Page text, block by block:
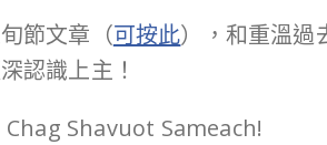
節文章（可按此），和重溫過
認識上主！
Shavuot Sameach!